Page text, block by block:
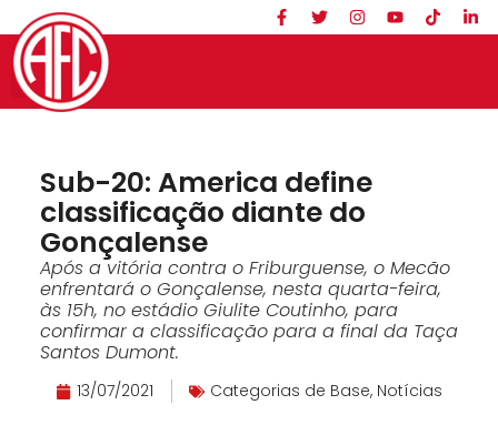
Sub-20: America define
classificação diante do
Gonçalense
Após a vitória contra o Friburguense, o Mecão
enfrentará o Gonçalense, nesta quarta-feira,
às 15h, no estádio Giulite Coutinho, para
confirmar a classificação para a final da Taça
Santos Dumont.
13/07/2021 Categorias de Base, Notícias